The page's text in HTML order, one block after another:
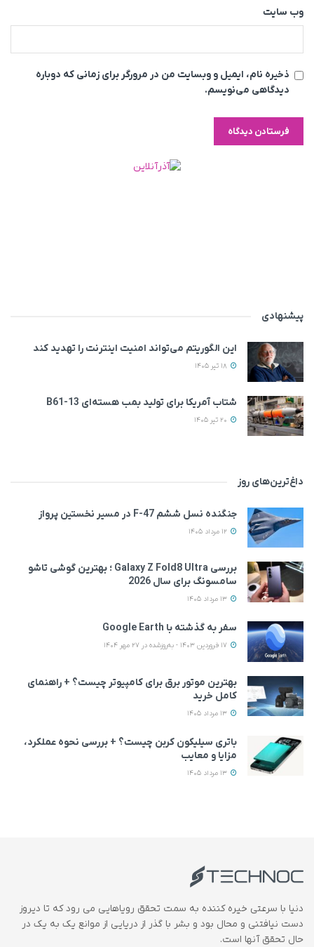
وب‌ سایت
ذخیره نام، ایمیل و وبسایت من در مرورگر برای زمانی که دوباره
دیدگاهی می‌نویسم.
پیشنهادی
این الگوریتم می‌تواند امنیت اینترنت را تهدید کند
شتاب آمریکا برای تولید بمب هسته‌ای B61-13
داغ‌ترین‌های روز
جنگنده نسل ششم F-47 در مسیر نخستین پرواز
بررسی Galaxy Z Fold8 Ultra ؛ بهترین گوشی تاشو
سامسونگ برای سال 2026
سفر به گذشته با Google Earth
بهترین موتور برق برای کامپیوتر چیست؟ + راهنمای
کامل خرید
باتری سیلیکون کربن چیست؟ + بررسی نحوه عملکرد،
مزایا و معایب
دنیا با سرعتی خیره کننده به سمت تحقق رویاهایی می رود که تا دیروز
دست نیافتنی و محال بود و بشر با گذر از دریایی از موانع یک به یک در
حال تحقق آنها است.